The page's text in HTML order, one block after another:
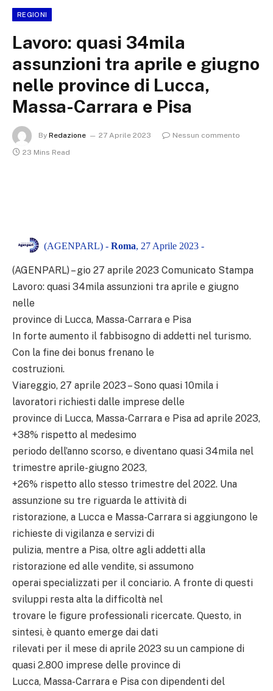
REGIONI
Lavoro: quasi 34mila
assunzioni tra aprile e giugno
nelle province di Lucca,
Massa-Carrara e Pisa
By Redazione 27 Aprile 2023
Nessun commento
23 Mins Read
(AGENPARL) - Roma, 27 Aprile 2023 -
(AGENPARL) – gio 27 aprile 2023 Comunicato Stampa
Lavoro: quasi 34mila assunzioni tra aprile e giugno
nelle
province di Lucca, Massa-Carrara e Pisa
In forte aumento il fabbisogno di addetti nel turismo.
Con la fine dei bonus frenano le
costruzioni.
Viareggio, 27 aprile 2023 – Sono quasi 10mila i
lavoratori richiesti dalle imprese delle
province di Lucca, Massa-Carrara e Pisa ad aprile 2023,
+38% rispetto al medesimo
periodo dell’anno scorso, e diventano quasi 34mila nel
trimestre aprile-giugno 2023,
+26% rispetto allo stesso trimestre del 2022. Una
assunzione su tre riguarda le attività di
ristorazione, a Lucca e Massa-Carrara si aggiungono le
richieste di vigilanza e servizi di
pulizia, mentre a Pisa, oltre agli addetti alla
ristorazione ed alle vendite, si assumono
operai specializzati per il conciario. A fronte di questi
sviluppi resta alta la difficoltà nel
trovare le figure professionali ricercate. Questo, in
sintesi, è quanto emerge dai dati
rilevati per il mese di aprile 2023 su un campione di
quasi 2.800 imprese delle province di
Lucca, Massa-Carrara e Pisa con dipendenti del